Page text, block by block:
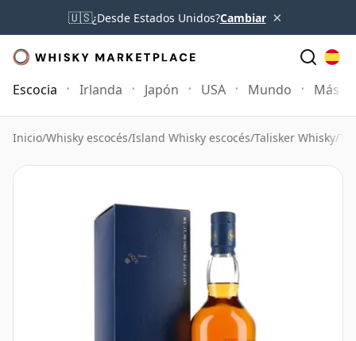
🇺🇸¿Desde Estados Unidos?Cambiar ×
Escocia Irlanda Japón USA Mundo Más
Inicio/Whisky escocés/Island Whisky escocés/Talisker Whisky/